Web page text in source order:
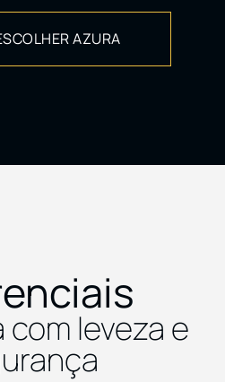
AZURA
leveza e